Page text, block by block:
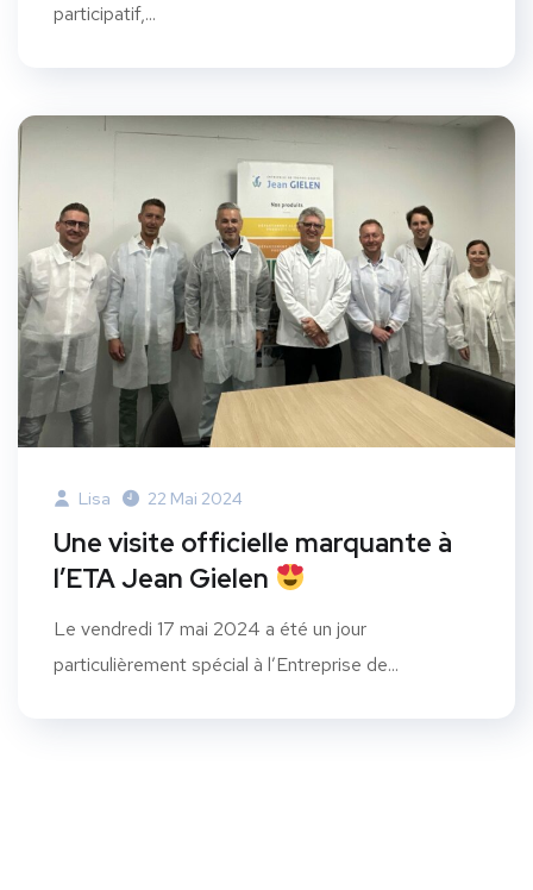
participatif,...
Lisa 22 Mai 2024
Une visite officielle marquante à
l’ETA Jean Gielen
Le vendredi 17 mai 2024 a été un jour
particulièrement spécial à l’Entreprise de...